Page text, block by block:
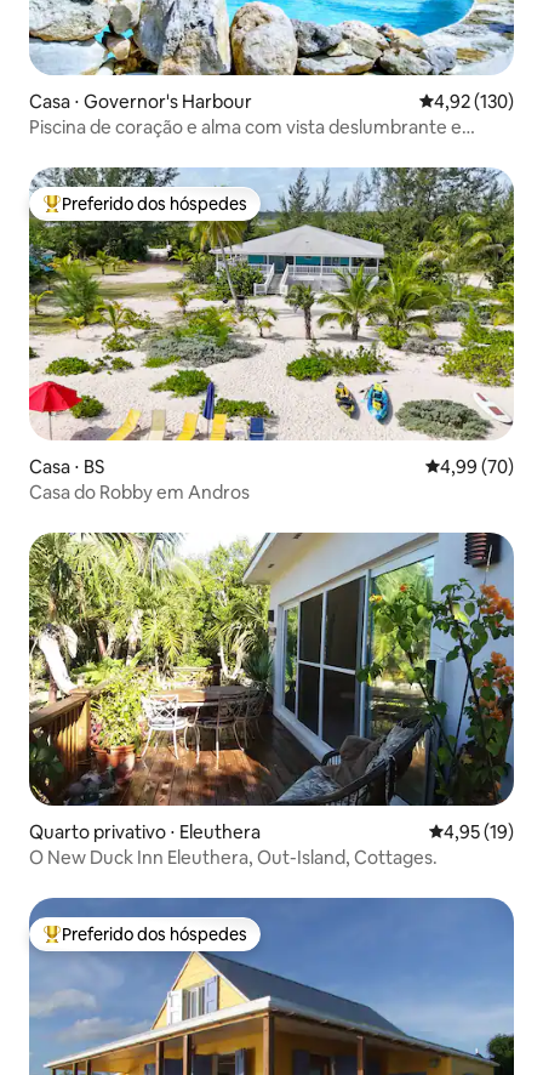
Casa ⋅ Governor's Harbour 4,92 de uma
4,92 (130)
Piscina de coração e alma com vista deslumbrante e
Entre os melhores preferidos dos hóspedes
Preferido dos hóspedes
Casa ⋅ BS 4,99 de uma
4,99 (70)
Casa do Robby em Andros
Quarto privativo ⋅ Eleuthera 4,95 de uma
4,95 (19)
O New Duck Inn Eleuthera, Out-Island, Cottages.
Entre os melhores preferidos dos hóspedes
Preferido dos hóspedes